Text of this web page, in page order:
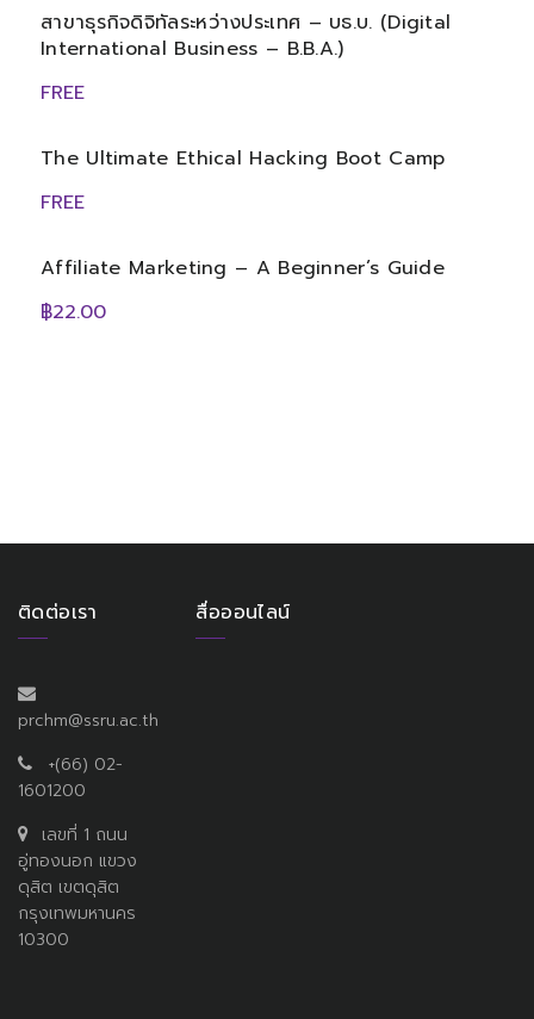
สาขาธุรกิจดิจิทัลระหว่างประเทศ – บธ.บ. (Digital
International Business – B.B.A.)
FREE
The Ultimate Ethical Hacking Boot Camp
FREE
Affiliate Marketing – A Beginner’s Guide
฿22.00
ติดต่อเรา
prchm@ssru.ac.th
+(66) 02-
1601200
เลขที่ 1 ถนน
อู่ทองนอก แขวง
ดุสิต เขตดุสิต
กรุงเทพมหานคร
10300
สื่อออนไลน์